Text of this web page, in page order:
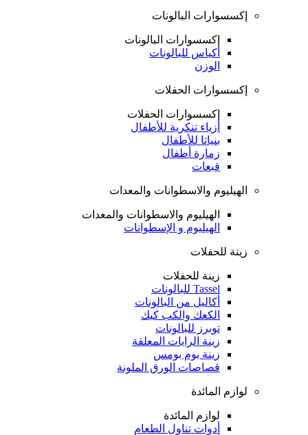
إكسسوارات البالونات
إكسسوارات البالونات
أكياس للبالونات
الوزن
إكسسوارات الحفلات
إكسسوارات الحفلات
أزياء تنكرية للأطفال
بنياتا للأطفال
زمارة أطفال
قبعات
الهيليوم والاسطوانات والمعدات
الهيليوم والاسطوانات والمعدات
الهيليوم و الإسطوانات
زينة للحفلات
زينة للحفلات
Tassel للبالونات
أكاليل من البالونات
الكعك والكب كيك
توبرز للبالونات
زينة الرايات المعلقة
زينة بوم بومس
قصاصات الورق الملونة
لوازم المائدة
لوازم المائدة
أدوات تناول الطعام